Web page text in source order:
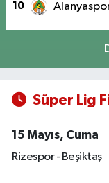
10
Süper Lig
15 Mayıs, Cuma
Rizespor - Beşiktaş